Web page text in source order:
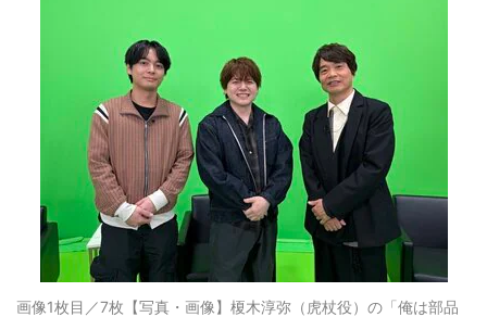
画像1枚目／7枚 【写真・画像】榎木淳弥（虎杖役）の「俺は部品